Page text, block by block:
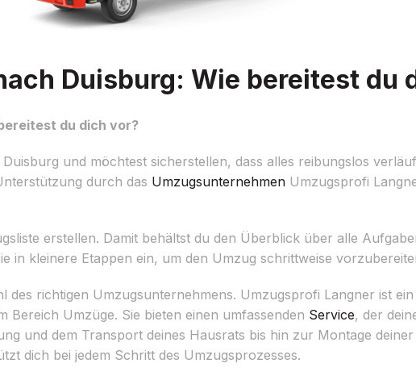
Duisburg: Wie bereitest du
du dich vor?
und möchtest sicherstellen, dass alles reibungslos
durch das Umzugsunternehmen Umzugsprofi
erstellen. Damit behältst du den Überblick über alle
in kleinere Etappen ein, um den Umzug schrittweise
des richtigen Umzugsunternehmens. Umzugsprofi Langner ist
Bereich Umzüge. Sie bieten einen umfassenden Service, der
und dem Transport deines Hausrats bis hin zur Montage
dich bei jedem Schritt des Umzugsprozesses.